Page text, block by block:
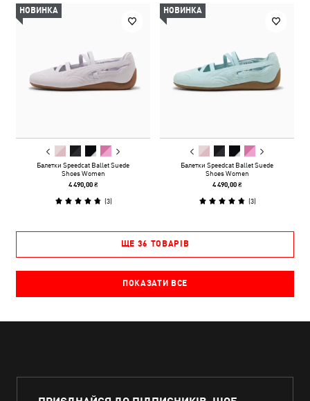
НОВИНКА
Балетки Speedcat Ballet Suede
Shoes Women
4 490,00 ₴
(3)
НОВИНКА
Балетки Speedcat Ballet Suede
Shoes Women
4 490,00 ₴
(3)
ЩЕ 36 ТОВАРІВ
ПОКАЗАТИ ВСЕ